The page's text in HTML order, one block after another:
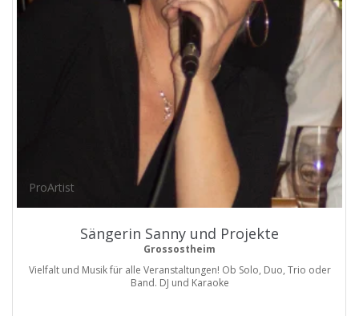
ProArtist
Sängerin Sanny und Projekte
Grossostheim
Vielfalt und Musik für alle Veranstaltungen! Ob Solo, Duo, Trio oder
Band. DJ und Karaoke